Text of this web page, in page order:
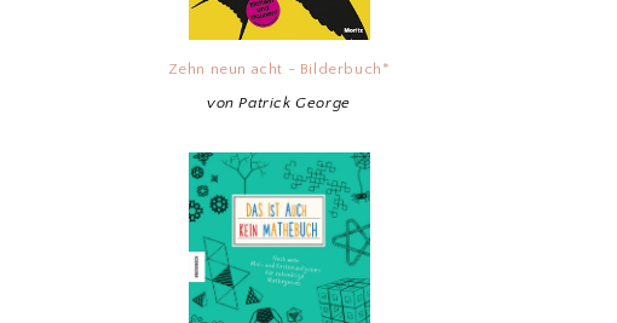
Zehn neun acht - Bilderbuch*
von Patrick George